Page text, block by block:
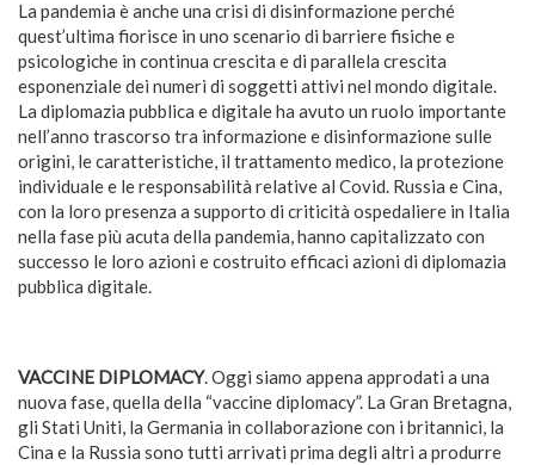
La pandemia è anche una crisi di disinformazione perché
quest’ultima fiorisce in uno scenario di barriere fisiche e
psicologiche in continua crescita e di parallela crescita
esponenziale dei numeri di soggetti attivi nel mondo digitale.
La diplomazia pubblica e digitale ha avuto un ruolo importante
nell’anno trascorso tra informazione e disinformazione sulle
origini, le caratteristiche, il trattamento medico, la protezione
individuale e le responsabilità relative al Covid. Russia e Cina,
con la loro presenza a supporto di criticità ospedaliere in Italia
nella fase più acuta della pandemia, hanno capitalizzato con
successo le loro azioni e costruito efficaci azioni di diplomazia
pubblica digitale.
VACCINE DIPLOMACY. Oggi siamo appena approdati a una
nuova fase, quella della “vaccine diplomacy”. La Gran Bretagna,
gli Stati Uniti, la Germania in collaborazione con i britannici, la
Cina e la Russia sono tutti arrivati prima degli altri a produrre